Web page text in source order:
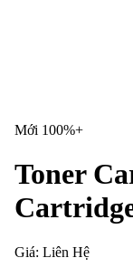
Mới 100%+
Toner
Giá: Liên Hệ